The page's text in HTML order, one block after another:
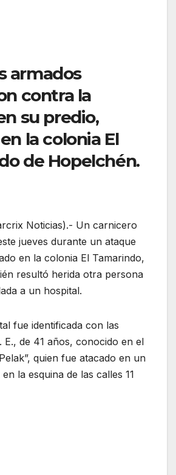
armados
contra la
su predio,
la colonia El
de Hopelchén.
Noticias).- Un carnicero
jueves durante un ataque
en la colonia El Tamarindo,
resultó herida otra persona
a un hospital.
fue identificada con las
E., de 41 años, conocido en el
quien fue atacado en un
la esquina de las calles 11